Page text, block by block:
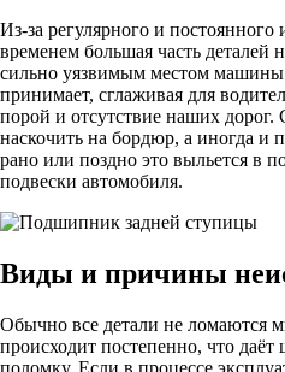
Из-за регулярного и постоянного
временем большая часть деталей
сильно уязвимым местом машины
принимает, сглаживая для
порой и отсутствие наших дорог.
наскочить на бордюр, а иногда и
рано или поздно это выльется в
подвески автомобиля.
Виды и причины
Обычно все детали не ломаются
происходит постепенно, что даёт
поломку. Если в процессе